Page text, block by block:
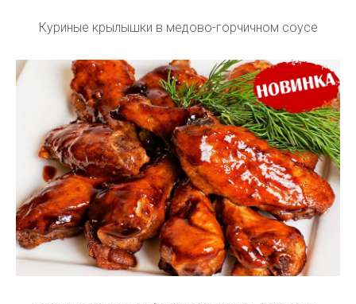
Куриные крылышки в медово-горчичном соусе